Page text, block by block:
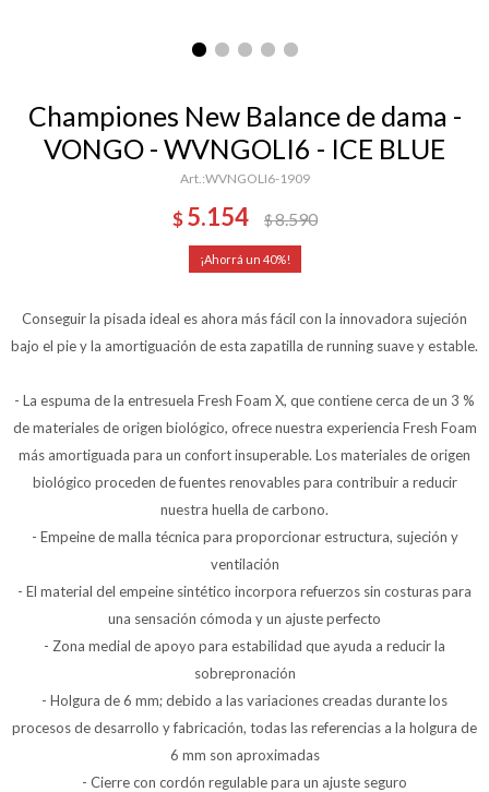
Championes New Balance de dama -
VONGO - WVNGOLI6 - ICE BLUE
WVNGOLI6-1909
$ 5.154 $8.590
40
Conseguir la pisada ideal es ahora más fácil con la innovadora sujeción
bajo el pie y la amortiguación de esta zapatilla de running suave y estable.
- La espuma de la entresuela Fresh Foam X, que contiene cerca de un 3 %
de materiales de origen biológico, ofrece nuestra experiencia Fresh Foam
más amortiguada para un confort insuperable. Los materiales de origen
biológico proceden de fuentes renovables para contribuir a reducir
nuestra huella de carbono.
- Empeine de malla técnica para proporcionar estructura, sujeción y
ventilación
- El material del empeine sintético incorpora refuerzos sin costuras para
una sensación cómoda y un ajuste perfecto
- Zona medial de apoyo para estabilidad que ayuda a reducir la
sobrepronación
- Holgura de 6 mm; debido a las variaciones creadas durante los
procesos de desarrollo y fabricación, todas las referencias a la holgura de
6 mm son aproximadas
- Cierre con cordón regulable para un ajuste seguro